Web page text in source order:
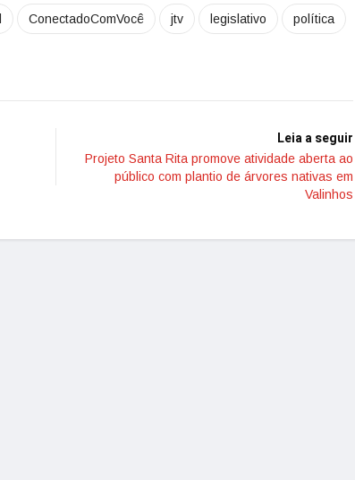
ConectadoComVocê jtv legislativo política
Leia a seguir
Projeto Santa Rita promove atividade aberta ao
público com plantio de árvores nativas em
Valinhos